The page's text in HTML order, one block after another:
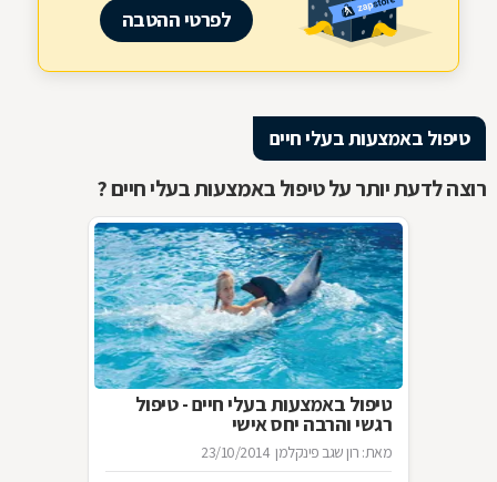
לפרטי ההטבה
טיפול באמצעות בעלי חיים
רוצה לדעת יותר על טיפול באמצעות בעלי חיים ?
טיפול באמצעות בעלי חיים - טיפול
רגשי והרבה יחס אישי
מאת: רון שגב פינקלמן 23/10/2014